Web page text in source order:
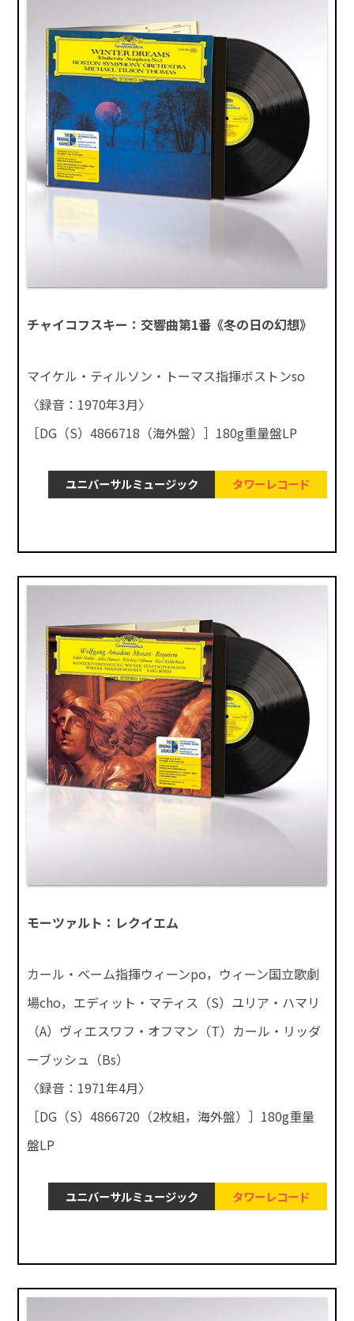
チャイコフスキー：交響曲第1番《冬の日の幻想》
マイケル・ティルソン・トーマス指揮ボストンso
〈録音：1970年3月〉
［DG（S）4866718（海外盤）］180g重量盤LP
ユニバーサルミュージック タワーレコード
モーツァルト：レクイエム
カール・ベーム指揮ウィーンpo，ウィーン国立歌劇
場cho，エディット・マティス（S）ユリア・ハマリ
（A）ヴィエスワフ・オフマン（T）カール・リッダ
ーブッシュ（Bs）
〈録音：1971年4月〉
［DG（S）4866720（2枚組，海外盤）］180g重量
盤LP
ユニバーサルミュージック タワーレコード